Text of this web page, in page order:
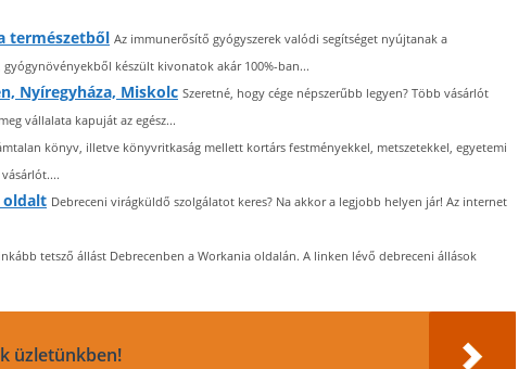
természetből Az immunerősítő gyógyszerek valódi segítséget nyújtanak a
készült kivonatok akár 100%-ban...
Nyíregyháza, Miskolc Szeretné, hogy cége népszerűbb legyen? Több vásárlót
vállalata kapuját az egész...
könyv, illetve könyvritkaság mellett kortárs festményekkel, metszetekkel, egyetemi
oldalt Debreceni virágküldő szolgálatot keres? Na akkor a legjobb helyen jár! Az internet
tetsző állást Debrecenben a Workania oldalán. A linken lévő debreceni állások
üzletünkben!